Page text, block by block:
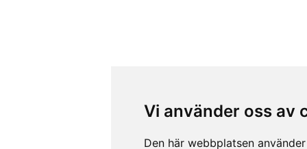
Vi använder oss av
Den här webbplatsen